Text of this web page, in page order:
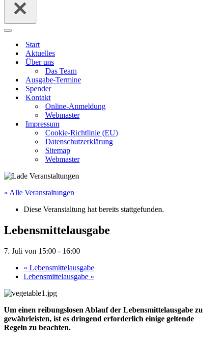
Navigationsmenü
Start
Aktuelles
Über uns
Das Team
Ausgabe-Termine
Spender
Kontakt
Online-Anmeldung
Webmaster
Impressum
Cookie-Richtlinie (EU)
Datenschutzerklärung
Sitemap
Webmaster
« Alle Veranstaltungen
Diese Veranstaltung hat bereits stattgefunden.
Lebensmittelausgabe
7. Juli von 15:00 - 16:00
« Lebensmittelausgabe
Lebensmittelausgabe »
Um einen reibungslosen Ablauf der Lebensmittelausgabe zu
gewährleisten, ist es dringend erforderlich einige geltende
Regeln zu beachten.